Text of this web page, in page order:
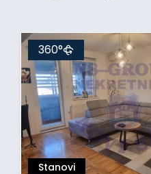
Stanovi
360°